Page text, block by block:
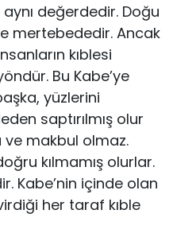
değerdedir. Doğu
mertebededir. Ancak
kıblesi
Bu Kabe’ye
yüzlerini
saptırılmış olur
ve makbul olmaz.
kılmamış olurlar.
Kabe’nin içinde olan
her taraf kıble